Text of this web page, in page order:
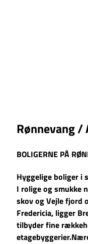
Rønnevang /
BOLIGERNE PÅ
Hyggelige boliger i
I rolige og smukke
skov og Vejle fjord
Fredericia, ligger
tilbyder fine